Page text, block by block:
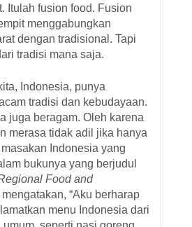
Itulah fusion food. Fusion
menggabungkan
dengan tradisional. Tapi
tradisi mana saja.
Indonesia, punya
tradisi dan kebudayaan.
juga beragam. Oleh karena
merasa tidak adil jika hanya
Indonesia yang
bukunya yang berjudul
Food and
mengatakan, “Aku berharap
menu Indonesia dari